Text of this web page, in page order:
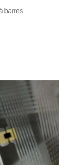
barres